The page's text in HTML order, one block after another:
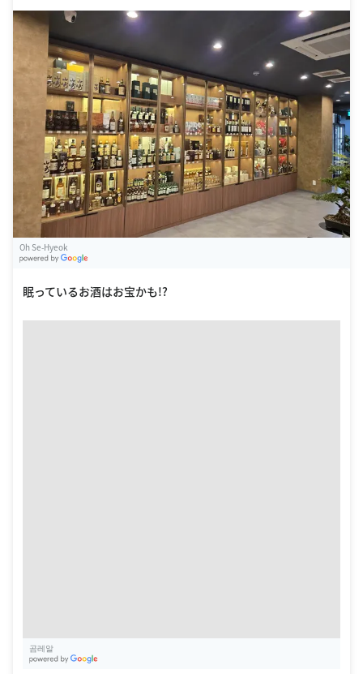
Oh Se-Hyeok
眠っているお酒はお宝かも!?
곰레알